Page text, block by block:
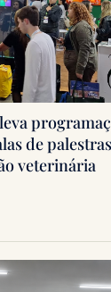
de
veterinária